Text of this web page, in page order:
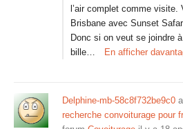
l’air complet comme
Brisbane avec Sunset
Donc si on veut se joindre
bille…
En afficher
Delphine-mb-58c8f732be9c0
recherche convoiturage pour